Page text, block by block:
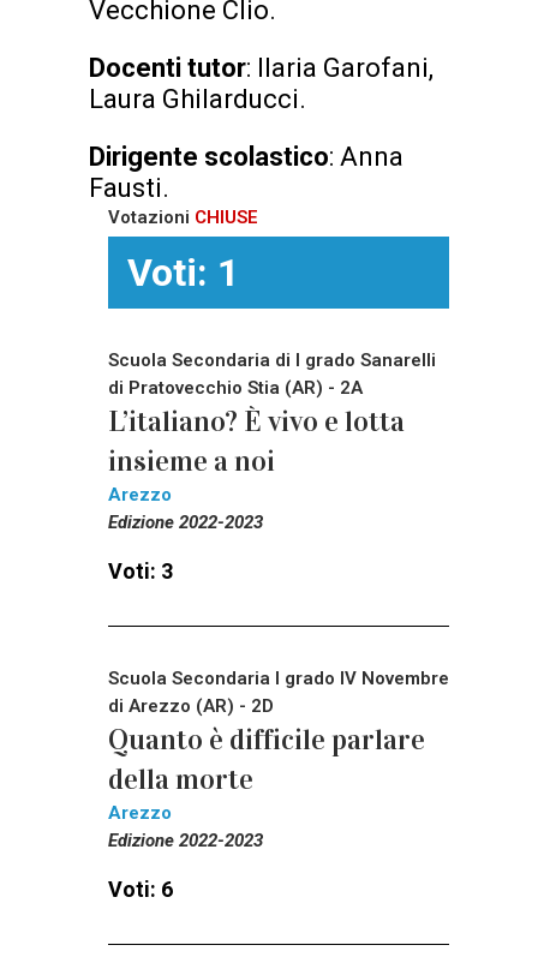
Vecchione Clio.
Docenti tutor: Ilaria Garofani,
Laura Ghilarducci.
Dirigente scolastico: Anna
Fausti.
Votazioni CHIUSE
Voti: 1
Scuola Secondaria di I grado Sanarelli
di Pratovecchio Stia (AR) - 2A
L’italiano? È vivo e lotta
insieme a noi
Arezzo
Edizione 2022-2023
Voti: 3
Scuola Secondaria I grado IV Novembre
di Arezzo (AR) - 2D
Quanto è difficile parlare
della morte
Arezzo
Edizione 2022-2023
Voti: 6